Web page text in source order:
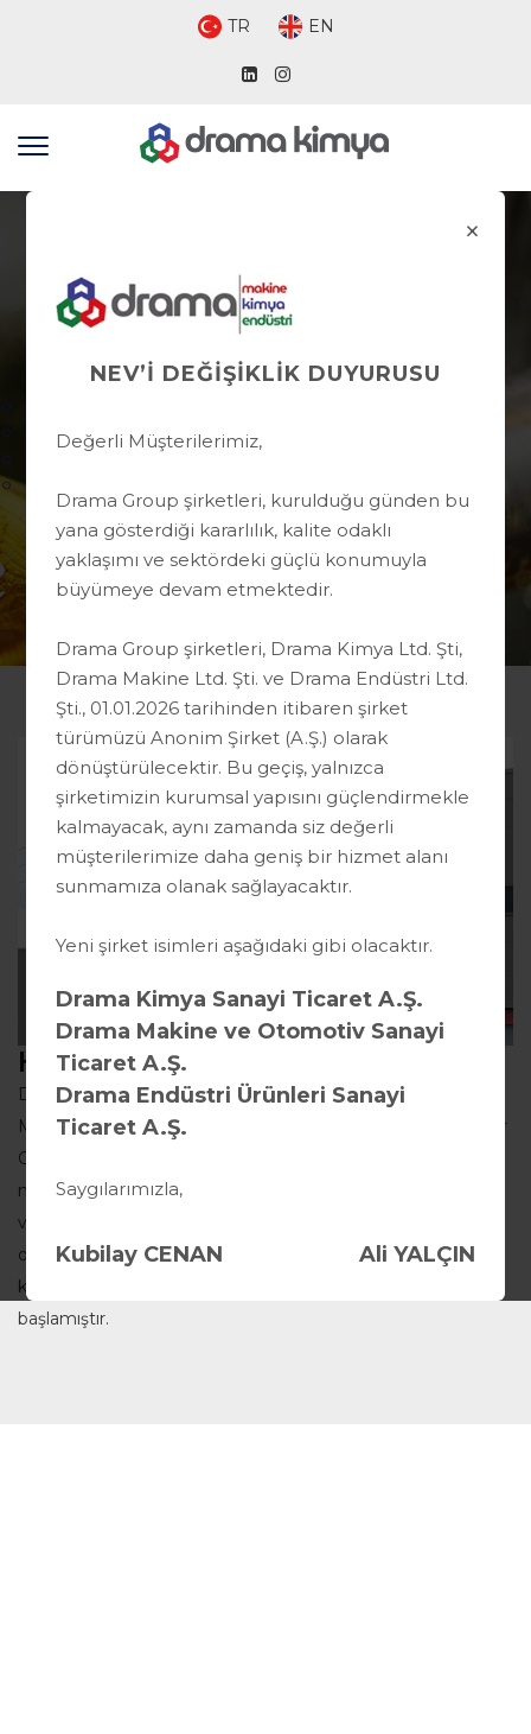
TR EN
×
NEV’İ DEĞİŞİKLİK DUYURUSU
Değerli Müşterilerimiz,
Drama Group şirketleri, kurulduğu günden bu
yana gösterdiği kararlılık, kalite odaklı
yaklaşımı ve sektördeki güçlü konumuyla
büyümeye devam etmektedir.
Drama Group şirketleri, Drama Kimya Ltd. Şti,
Drama Makine Ltd. Şti. ve Drama Endüstri Ltd.
Şti., 01.01.2026 tarihinden itibaren şirket
türümüzü Anonim Şirket (A.Ş.) olarak
dönüştürülecektir. Bu geçiş, yalnızca
şirketimizin kurumsal yapısını güçlendirmekle
kalmayacak, aynı zamanda siz değerli
müşterilerimize daha geniş bir hizmet alanı
sunmamıza olanak sağlayacaktır.
Yeni şirket isimleri aşağıdaki gibi olacaktır.
Drama Kimya Sanayi Ticaret A.Ş.
Drama Makine ve Otomotiv Sanayi
Ticaret A.Ş.
Drama Endüstri Ürünleri Sanayi
Ticaret A.Ş.
Saygılarımızla,
Kubilay CENAN Ali YALÇIN
HAKKIMIZDA
Drama Group Şirketleri olan Drama Kimya ve Drama
Makine, Hasanağa OSB de, Drama Endüstri Gebze Güzeller
OSB de, 50'ye yakın satış ve servis konusunda uzman
mühendis ve toplamda 70 kişilik kadrosuyla hizmet
vermektedir. Drama Kimya olarak, 2003 yılında başta
otomotiv, makine ve metal sektörüne yönelik sanayi
kimyasalları satış ve teknik servis hizmeti vererek
başlamıştır.